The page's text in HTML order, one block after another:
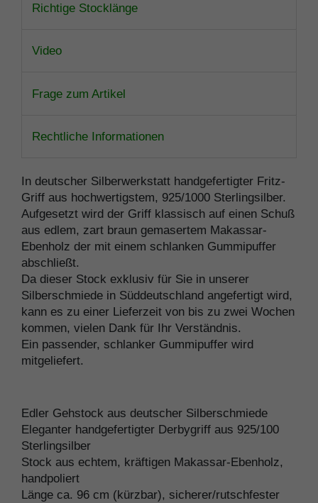
Richtige Stocklänge
Video
Frage zum Artikel
Rechtliche Informationen
In deutscher Silberwerkstatt handgefertigter Fritz-
Griff aus hochwertigstem, 925/1000 Sterlingsilber.
Aufgesetzt wird der Griff klassisch auf einen Schuß
aus edlem, zart braun gemasertem Makassar-
Ebenholz der mit einem schlanken Gummipuffer
abschließt.
Da dieser Stock exklusiv für Sie in unserer
Silberschmiede in Süddeutschland angefertigt wird,
kann es zu einer Lieferzeit von bis zu zwei Wochen
kommen, vielen Dank für Ihr Verständnis.
Ein passender, schlanker Gummipuffer wird
mitgeliefert.
Edler Gehstock aus deutscher Silberschmiede
Eleganter handgefertigter Derbygriff aus 925/100
Sterlingsilber
Stock aus echtem, kräftigen Makassar-Ebenholz,
handpoliert
Länge ca. 96 cm (kürzbar), sicherer/rutschfester